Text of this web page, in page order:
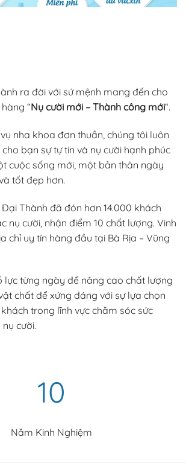
ra đời với sứ mệnh mang đến cho
“Nụ cười mới – Thành công mới“.
nha khoa đơn thuần, chúng tôi luôn
bạn sự tự tin và nụ cười hạnh phúc
cuộc sống mới, một bản thân ngày
tốt đẹp hơn.
Thành đã đón hơn 14.000 khách
nụ cười, nhận điểm 10 chất lượng. Vinh
chỉ uy tín hàng đầu tại Bà Rịa – Vũng
lực từng ngày để nâng cao chất lượng
chất để xứng đáng với sự lựa chọn
trong lĩnh vực chăm sóc sức
cười.
10
Năm Kinh Nghiệm